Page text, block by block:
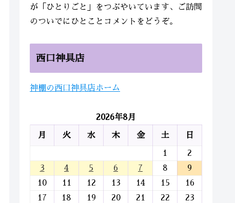
が「ひとりごと」をつぶやいています、ご訪問
のついでにひとことコメントをどうぞ。
西口神具店
神棚の西口神具店ホーム
2026年8月
月 火 水 木 金 土 日
1
2
3
4 5 6 7 8
9
10
11 12 13 14 15
16
17
18 19 20 21 22
23